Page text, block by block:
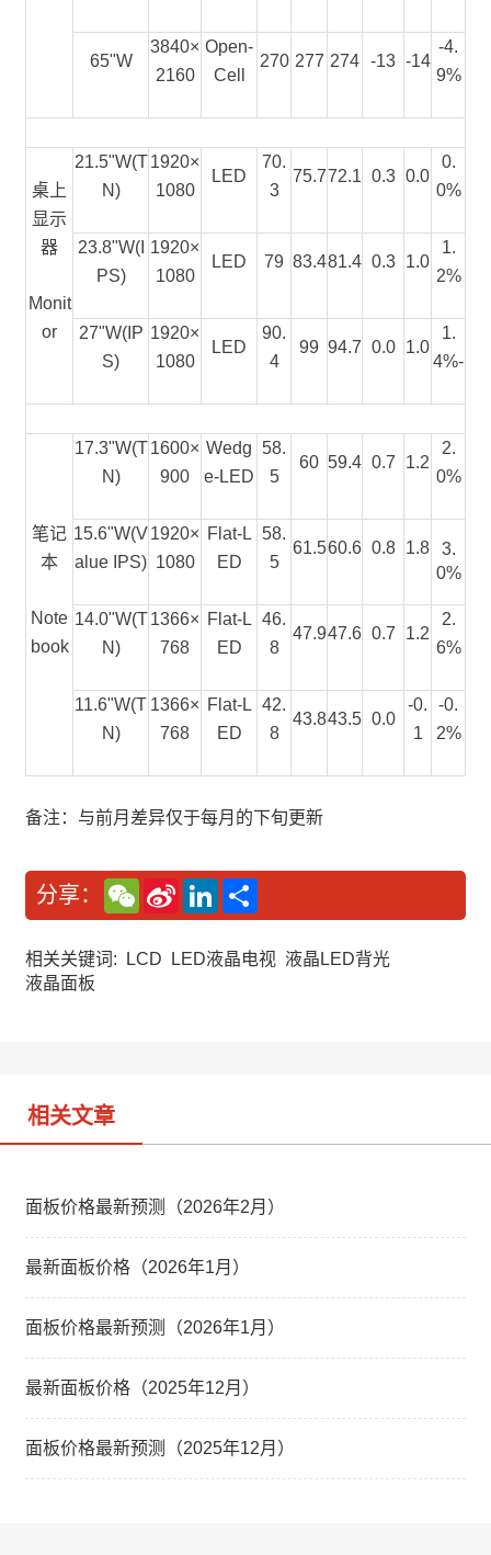
65"W
3840×
2160
Open-
Cell
270 277 274 -13 -14
-4.
9%
桌上
显示
器
Monit
or
21.5"W(T
N)
1920×
1080
LED
70.
3
75.772.1 0.3 0.0
0.
0%
23.8"W(I
PS)
1920×
1080
LED 79 83.481.4 0.3 1.0
1.
2%
27"W(IP
S)
1920×
1080
LED
90.
4
99 94.7 0.0 1.0
1.
4%-
笔记
本
Note
book
17.3"W(T
N)
1600×
900
Wedg
e-LED
58.
5
60 59.4 0.7 1.2
2.
0%
15.6"W(V
alue IPS)
1920×
1080
Flat-L
ED
58.
5
61.560.6 0.8 1.8
3.
0%
14.0"W(T
N)
1366×
768
Flat-L
ED
46.
8
47.947.6 0.7 1.2
2.
6%
11.6"W(T
N)
1366×
768
Flat-L
ED
42.
8
43.843.5 0.0
-0.
1
-0.
2%
备注：与前月差异仅于每月的下旬更新
分享：
W
e
C
a
S
n
W
L
n
e
相关关键词: LCD LED液晶电视 液晶LED背光
液晶面板
相关文章
面板价格最新预测（2026年2月）
最新面板价格（2026年1月）
面板价格最新预测（2026年1月）
最新面板价格（2025年12月）
面板价格最新预测（2025年12月）